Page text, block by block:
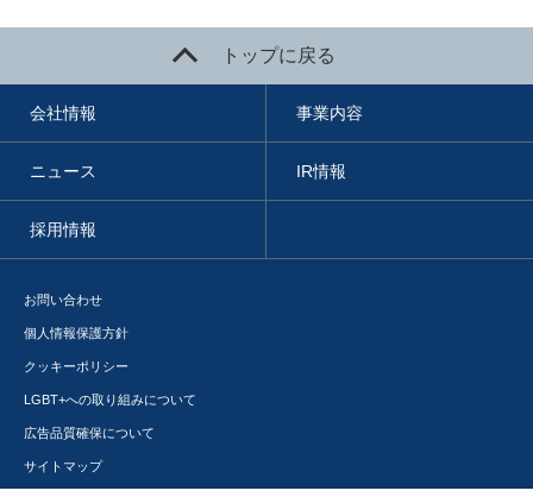
トップに戻る
会社情報 事業内容
ニュース IR情報
採用情報
お問い合わせ
個人情報保護方針
クッキーポリシー
LGBT+への取り組みについて
広告品質確保について
サイトマップ